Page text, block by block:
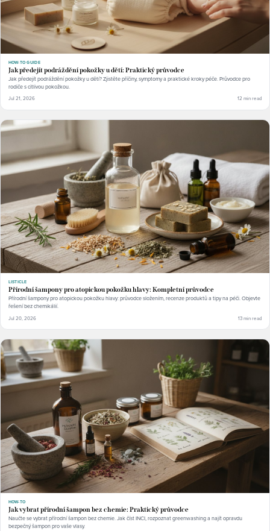
HOW-TO GUIDE
Jak předejít podráždění pokožky u dětí: Praktický průvodce
Jak předejít podráždění pokožky u dětí? Zjistěte příčiny, symptomy a praktické kroky péče. Průvodce pro
rodiče s citlivou pokožkou.
Jul 21, 2026 12 min read
LISTICLE
Přírodní šampony pro atopickou pokožku hlavy: Kompletní průvodce
Přírodní šampony pro atopickou pokožku hlavy: průvodce složením, recenze produktů a tipy na péči. Objevte
řešení bez chemikálií.
Jul 20, 2026 13 min read
HOW-TO
Jak vybrat přírodní šampon bez chemie: Praktický průvodce
Naučte se vybrat přírodní šampon bez chemie. Jak číst INCI, rozpoznat greenwashing a najít opravdu
bezpečný šampon pro vaše vlasy.